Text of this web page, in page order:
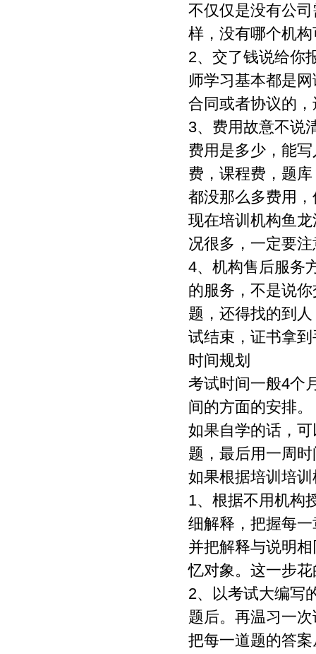
不仅仅是没有公
样，没有哪个机
2、交了钱说给你
师学习基本都是
合同或者协议的
3、费用故意不说
费用是多少，能
费，课程费，题
都没那么多费用
现在培训机构鱼
况很多，一定要
4、机构售后服务
的服务，不是说
题，还得找的到
试结束，证书拿
时间规划
考试时间一般4个
间的方面的安排。
如果自学的话，
题，最后用一周
如果根据培训培
1、根据不用机构
细解释，把握每
并把解释与说明
忆对象。这一步
2、以考试大编写
题后。再温习一
把每一道题的答